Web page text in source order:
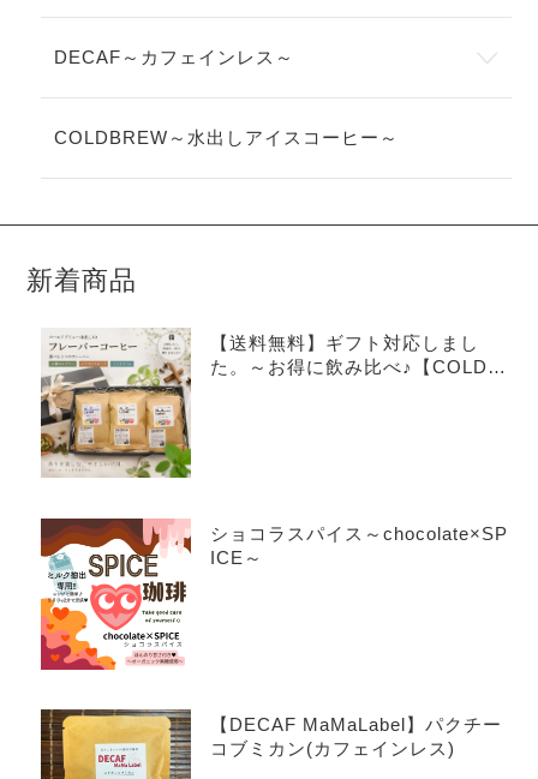
DECAF～カフェインレス～
COLDBREW～水出しアイスコーヒー～
新着商品
【送料無料】ギフト対応しまし
た。～お得に飲み比べ♪【COLDB
ショコラスパイス～chocolate×SP
ICE～
【DECAF MaMaLabel】パクチー
コブミカン(カフェインレス)